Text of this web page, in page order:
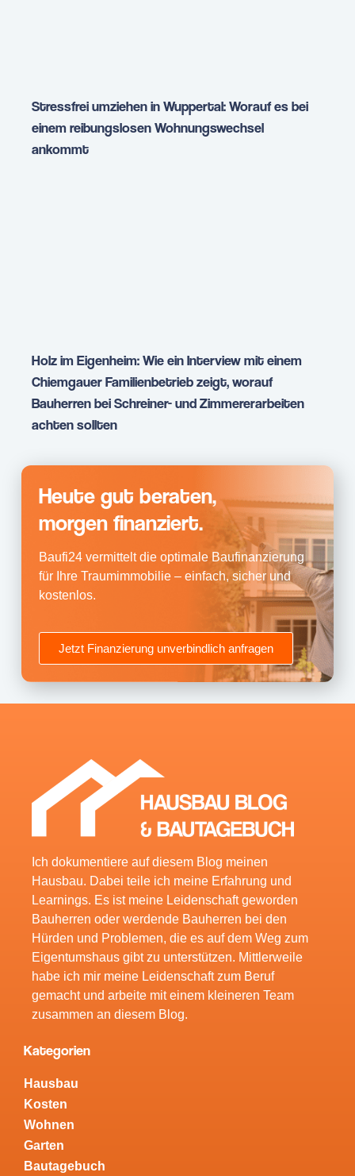
Stressfrei umziehen in Wuppertal: Worauf es bei
einem reibungslosen Wohnungswechsel
ankommt
Holz im Eigenheim: Wie ein Interview mit einem
Chiemgauer Familienbetrieb zeigt, worauf
Bauherren bei Schreiner- und Zimmererarbeiten
achten sollten
Heute gut beraten,
morgen finanziert.
Baufi24 vermittelt die optimale Baufinanzierung
für Ihre Traumimmobilie – einfach, sicher und
kostenlos.
Jetzt Finanzierung unverbindlich anfragen
Ich dokumentiere auf diesem Blog meinen
Hausbau. Dabei teile ich meine Erfahrung und
Learnings. Es ist meine Leidenschaft geworden
Bauherren oder werdende Bauherren bei den
Hürden und Problemen, die es auf dem Weg zum
Eigentumshaus gibt zu unterstützen. Mittlerweile
habe ich mir meine Leidenschaft zum Beruf
gemacht und arbeite mit einem kleineren Team
zusammen an diesem Blog.
Kategorien
Hausbau
Kosten
Wohnen
Garten
Bautagebuch